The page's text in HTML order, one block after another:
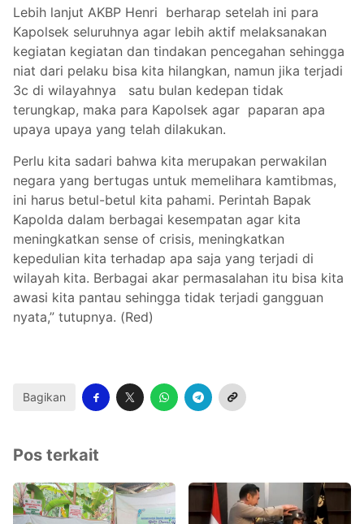
Lebih lanjut AKBP Henri berharap setelah ini para
Kapolsek seluruhnya agar lebih aktif melaksanakan
kegiatan kegiatan dan tindakan pencegahan sehingga
niat dari pelaku bisa kita hilangkan, namun jika terjadi
3c di wilayahnya satu bulan kedepan tidak
terungkap, maka para Kapolsek agar paparan apa
upaya upaya yang telah dilakukan.
Perlu kita sadari bahwa kita merupakan perwakilan
negara yang bertugas untuk memelihara kamtibmas,
ini harus betul-betul kita pahami. Perintah Bapak
Kapolda dalam berbagai kesempatan agar kita
meningkatkan sense of crisis, meningkatkan
kepedulian kita terhadap apa saja yang terjadi di
wilayah kita. Berbagai akar permasalahan itu bisa kita
awasi kita pantau sehingga tidak terjadi gangguan
nyata,” tutupnya. (Red)
Bagikan
Pos terkait